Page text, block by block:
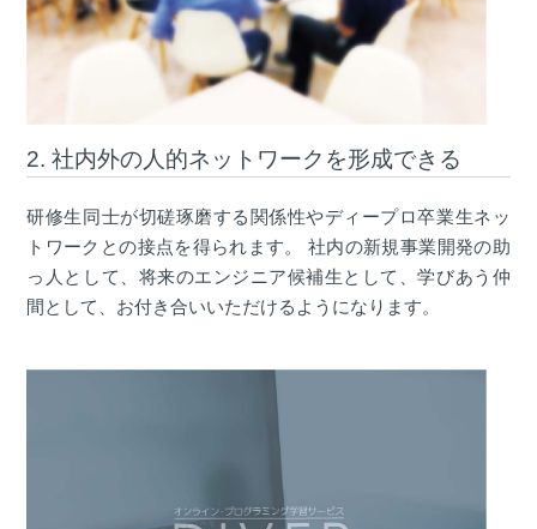
2. 社内外の人的ネットワークを形成できる
研修生同士が切磋琢磨する関係性やディープロ卒業生ネッ
トワークとの接点を得られます。 社内の新規事業開発の助
っ人として、将来のエンジニア候補生として、学びあう仲
間として、お付き合いいただけるようになります。